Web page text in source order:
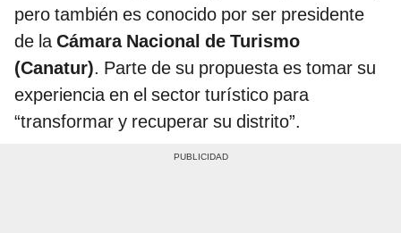
pero también es conocido por ser presidente
de laCámara Nacional de Turismo
(Canatur). Parte de su propuesta es tomar su
experiencia en el sector turístico para
“transformar y recuperar su distrito”.